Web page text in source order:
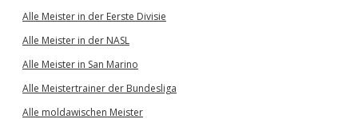
Alle Meister in der Eerste Divisie
Alle Meister in der NASL
Alle Meister in San Marino
Alle Meistertrainer der Bundesliga
Alle moldawischen Meister